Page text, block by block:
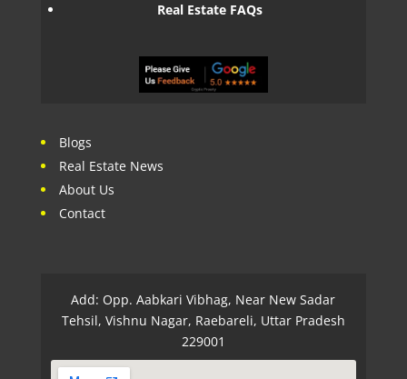
Real Estate FAQs
Blogs
Real Estate News
About Us
Contact
Add: Opp. Aabkari Vibhag, Near New Sadar
Tehsil, Vishnu Nagar, Raebareli, Uttar Pradesh
229001